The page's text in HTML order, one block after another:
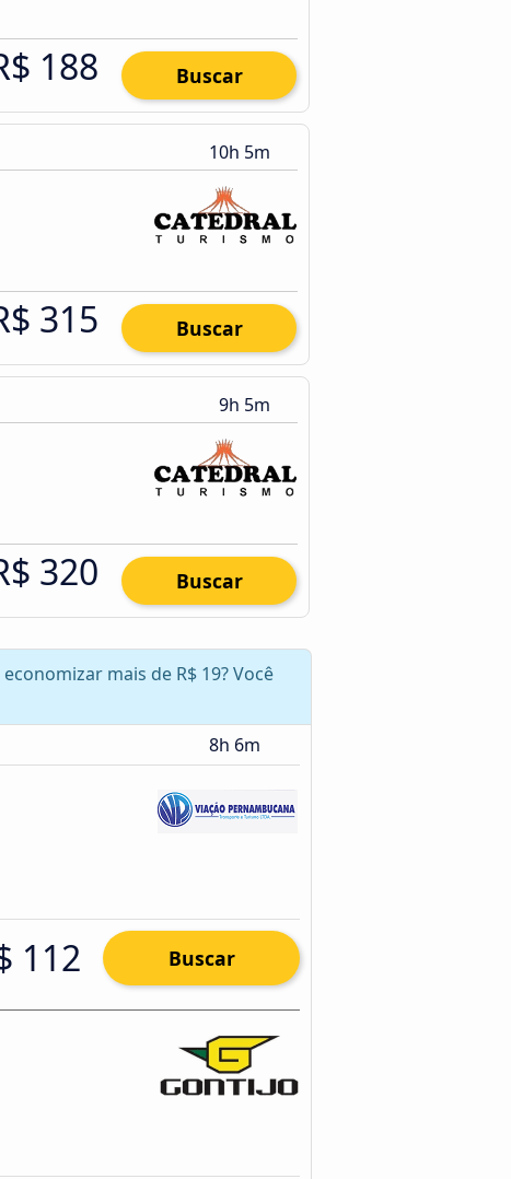
188 Buscar
10h 5m
315 Buscar
9h 5m
320 Buscar
mais de R$ 19? Você
8h 6m
112 Buscar